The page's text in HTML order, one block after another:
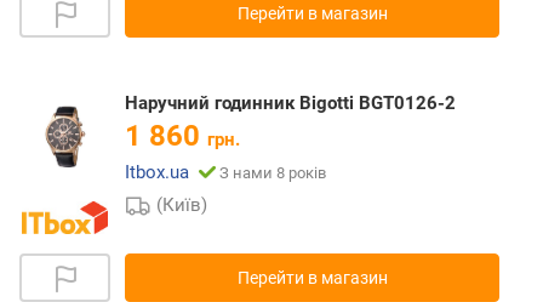
Перейти в магазин
Наручний годинник Bigotti BGT0126-2
1 860 грн.
Itbox.ua
З нами 8 років
(Київ)
Перейти в магазин